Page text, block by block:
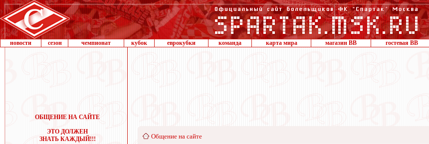
новости сезон чемпионат кубок еврокубки команда карта мира магазин ВВ гостевая ВВ
ОБЩЕНИЕ НА САЙТЕ
ЭТО ДОЛЖЕН
ЗНАТЬ КАЖДЫЙ!!!
Общение на сайте